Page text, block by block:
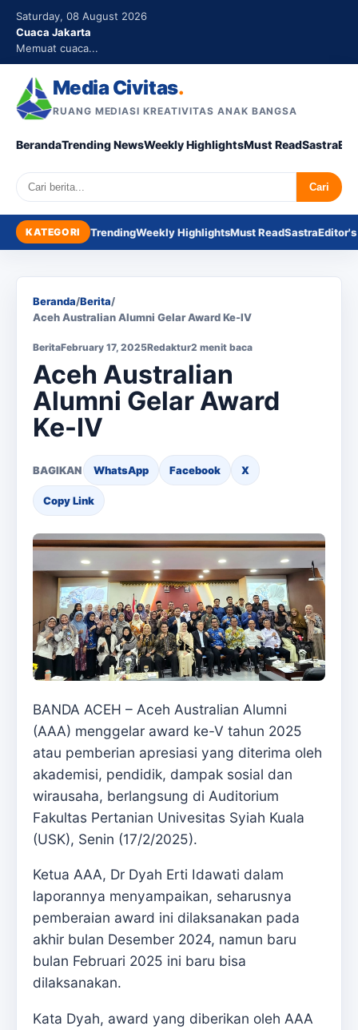
Saturday, 08 August 2026
Cuaca Jakarta
Memuat cuaca...
Media Civitas.
RUANG MEDIASI KREATIVITAS ANAK BANGSA
BerandaTrending NewsWeekly HighlightsMust ReadSastra
Search Cari
KATEGORI TrendingWeekly HighlightsMust ReadSastra
Beranda/Berita/
Aceh Australian Alumni Gelar Award Ke-IV
BeritaFebruary 17, 2025Redaktur2 menit baca
Aceh Australian
Alumni Gelar Award
Ke-IV
BAGIKAN WhatsApp Facebook X
Copy Link
BANDA ACEH – Aceh Australian Alumni
(AAA) menggelar award ke-V tahun 2025
atau pemberian apresiasi yang diterima oleh
akademisi, pendidik, dampak sosial dan
wirausaha, berlangsung di Auditorium
Fakultas Pertanian Univesitas Syiah Kuala
(USK), Senin (17/2/2025).
Ketua AAA, Dr Dyah Erti Idawati dalam
laporannya menyampaikan, seharusnya
pemberaian award ini dilaksanakan pada
akhir bulan Desember 2024, namun baru
bulan Februari 2025 ini baru bisa
dilaksanakan.
Kata Dyah, award yang diberikan oleh AAA